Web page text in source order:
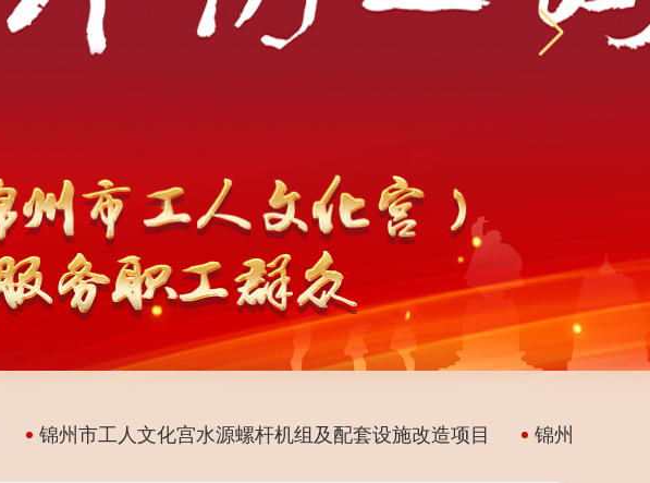
锦州市工人文化宫水源螺杆机组及配套设施改造项目 锦州市工人文